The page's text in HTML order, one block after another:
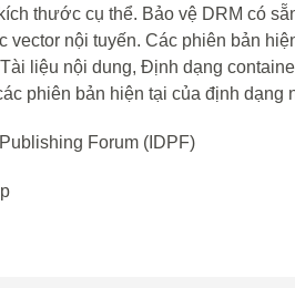
thước cụ thể. Bảo vệ DRM có
vector nội tuyến. Các phiên bản
liệu nội dung, Định dạng
phiên bản hiện tại của định dạng
Forum (IDPF)